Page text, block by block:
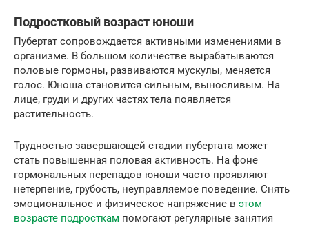
Подростковый возраст юноши
Пубертат сопровождается активными изменениями в
организме. В большом количестве вырабатываются
половые гормоны, развиваются мускулы, меняется
голос. Юноша становится сильным, выносливым. На
лице, груди и других частях тела появляется
растительность.
Трудностью завершающей стадии пубертата может
стать повышенная половая активность. На фоне
гормональных перепадов юноши часто проявляют
нетерпение, грубость, неуправляемое поведение. Снять
эмоциональное и физическое напряжение в этом
возрасте подросткам помогают регулярные занятия